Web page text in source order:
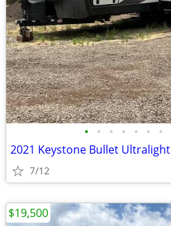
• • • • • • •
2021 Keystone Bullet Ultralight
7/12
$19,500